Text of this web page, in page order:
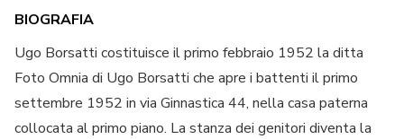
BIOGRAFIA
Ugo Borsatti costituisce il primo febbraio 1952 la ditta
Foto Omnia di Ugo Borsatti che apre i battenti il primo
settembre 1952 in via Ginnastica 44, nella casa paterna
collocata al primo piano. La stanza dei genitori diventa la